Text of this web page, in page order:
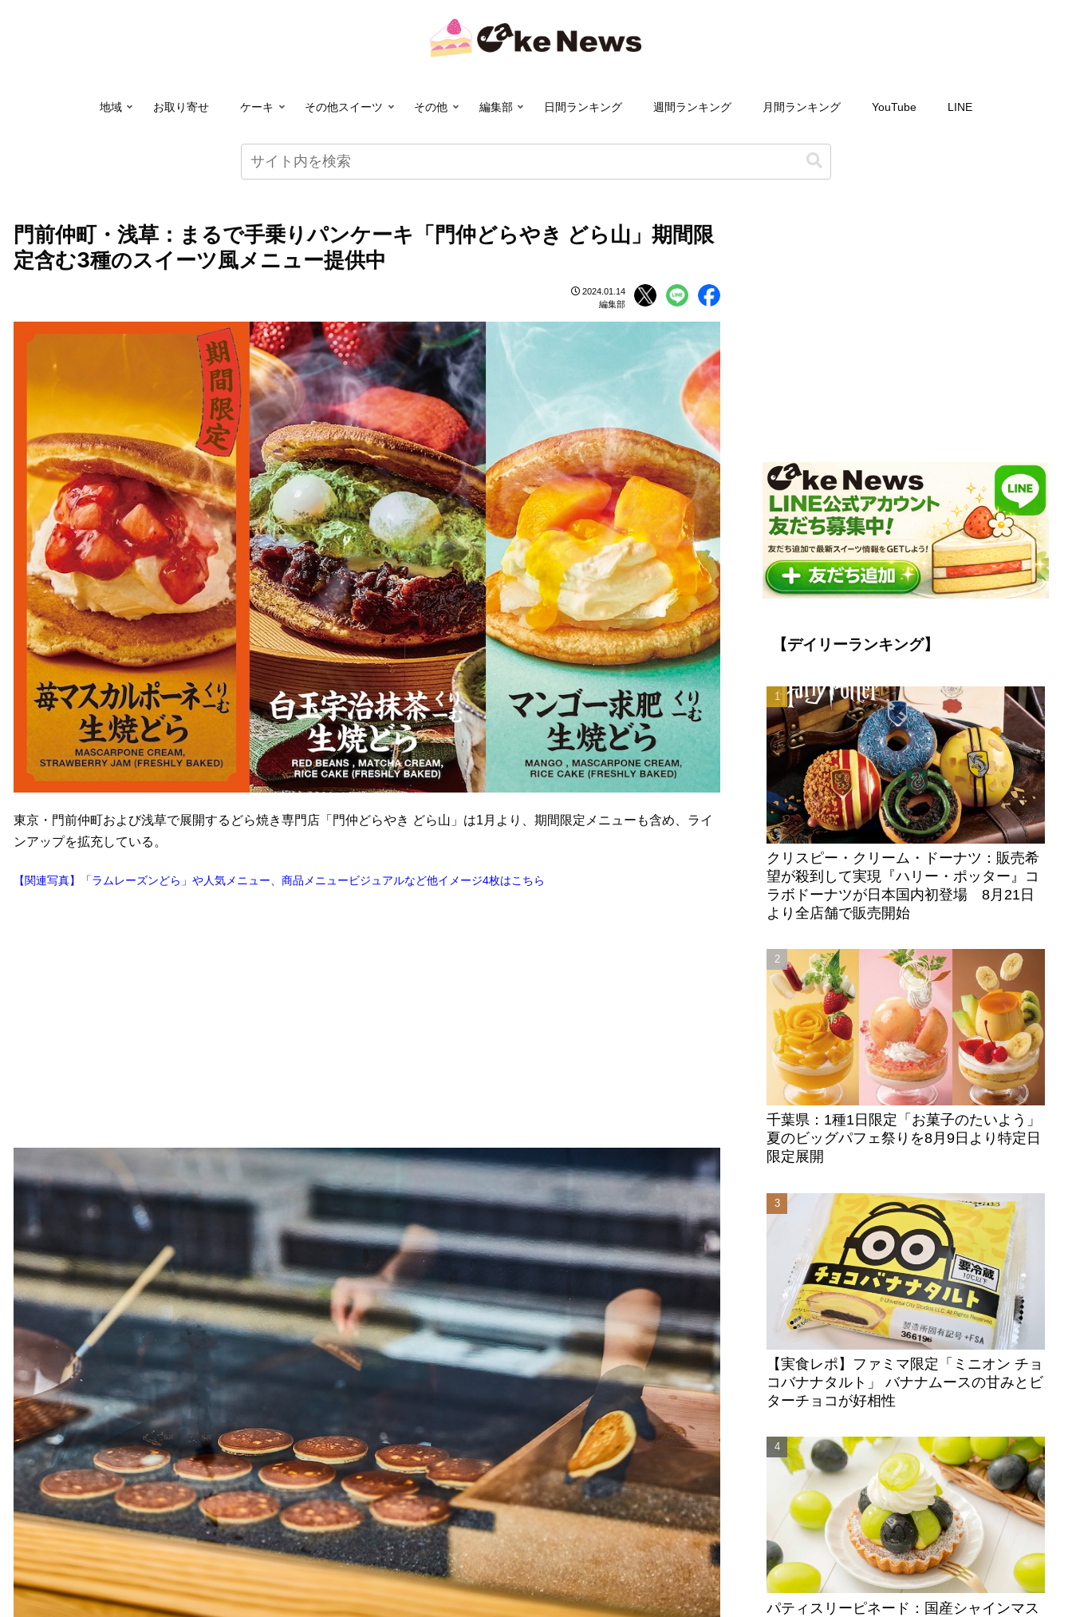
地域 お取り寄せ ケーキ その他スイーツ その他 編集部 日間ランキング 週間ランキング 月間ランキング YouTube LINE
門前仲町・浅草：まるで手乗りパンケーキ「門仲どらやき どら山」期間限
定含む3種のスイーツ風メニュー提供中
2024.01.14
編集部
東京・門前仲町および浅草で展開するどら焼き専門店「門仲どらやき どら山」は1月より、期間限定メニューも含め、ライ
ンアップを拡充している。
【関連写真】「ラムレーズンどら」や人気メニュー、商品メニュービジュアルなど他イメージ4枚はこちら
【デイリーランキング】
クリスピー・クリーム・ドーナツ：販売希
望が殺到して実現『ハリー・ポッター』コ
ラボドーナツが日本国内初登場 8月21日
より全店舗で販売開始
千葉県：1種1日限定「お菓子のたいよう」
夏のビッグパフェ祭りを8月9日より特定日
限定展開
【実食レポ】ファミマ限定「ミニオン チョ
コバナナタルト」 バナナムースの甘みとビ
ターチョコが好相性
パティスリーピネード：国産シャインマス